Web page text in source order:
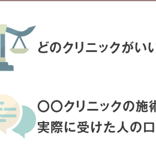
どのクリニックがい
〇〇クリニックの施
実際に受けた人の